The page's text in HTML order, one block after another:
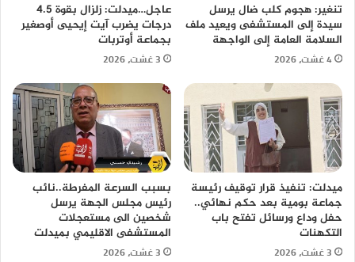
تنغير: هجوم كلب ضال يرسل
سيدة إلى المستشفى ويعيد ملف
السلامة العامة إلى الواجهة
4 غشت، 2026
عاجل…ميدلت: زلزال بقوة 4.5
درجات يضرب آيت إيحيى أوصغير
بجماعة أوتربات
3 غشت، 2026
ميدلت: تنفيذ قرار توقيف رئيسة
جماعة بومية بعد حكم نهائي..
حفل وداع ورسائل تفتح باب
التكهنات
3 غشت، 2026
بسبب السرعة المفرطة..نائب
رئيس مجلس الجهة يرسل
شخصين الى مستعجلات
المستشفى الاقليمي بميدلت
3 غشت، 2026